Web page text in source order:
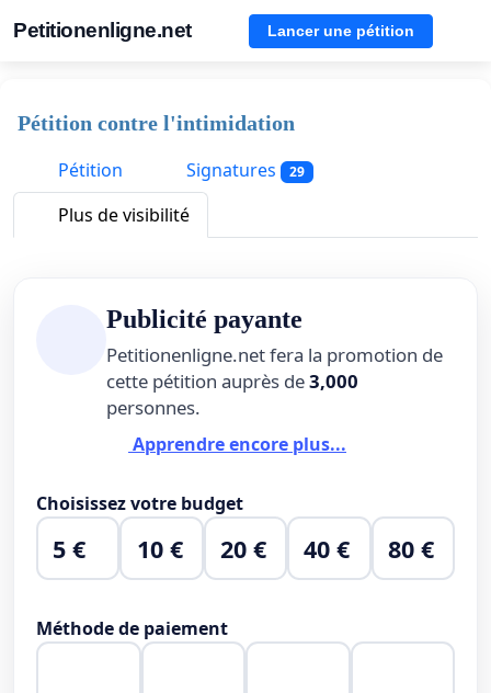
Petitionenligne.net Lancer une pétition
Pétition contre l'intimidation
Pétition
Signatures 29
Plus de visibilité
Publicité payante
Petitionenligne.net fera la promotion de
cette pétition auprès de3,000
personnes.
Apprendre encore plus...
Choisissez votre budget
5 € 10 € 20 € 40 € 80 €
Méthode de paiement